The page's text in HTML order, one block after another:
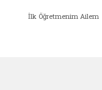
İlk Öğretmenim Ailem